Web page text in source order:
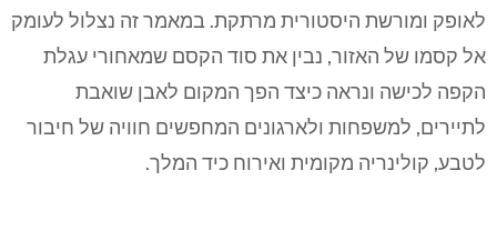
לאופק ומורשת היסטורית מרתקת. במאמר זה נצלול לעומק
אל קסמו של האזור, נבין את סוד הקסם שמאחורי עגלת
הקפה לכישה ונראה כיצד הפך המקום לאבן שואבת
לתיירים, למשפחות ולארגונים המחפשים חוויה של חיבור
לטבע, קולינריה מקומית ואירוח כיד המלך.